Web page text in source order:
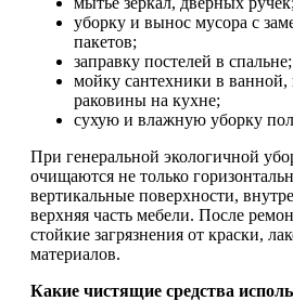
уборку и вынос мусора с
пакетов;
заправку постелей в спальне;
мойку сантехники в
раковины на кухне;
сухую и влажную уборку
При генеральной экологичной
очищаются не только
вертикальные поверхности,
верхняя часть мебели. После
стойкие загрязнения от краски,
материалов.
Какие чистящие средства